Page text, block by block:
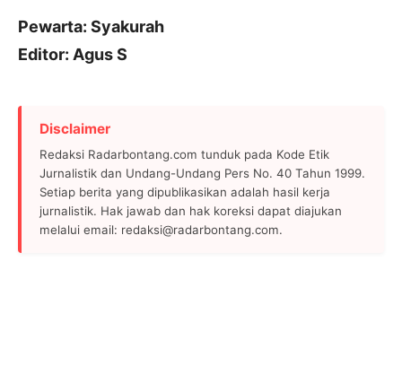
Pewarta: Syakurah
Editor: Agus S
Disclaimer
Redaksi Radarbontang.com tunduk pada Kode Etik
Jurnalistik dan Undang-Undang Pers No. 40 Tahun 1999.
Setiap berita yang dipublikasikan adalah hasil kerja
jurnalistik. Hak jawab dan hak koreksi dapat diajukan
melalui email: redaksi@radarbontang.com.